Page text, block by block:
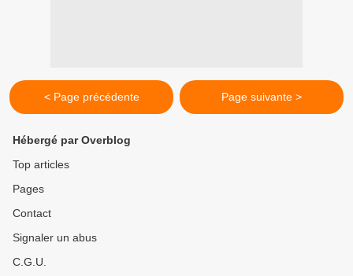
< Page précédente Page suivante >
Hébergé par Overblog
Top articles
Pages
Contact
Signaler un abus
C.G.U.